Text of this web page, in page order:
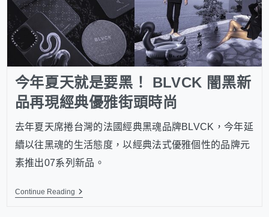
今年夏天就是要黑！ BLVCK 闇黑新
品再現經典優雅街頭時尚
去年夏天席捲台灣的法國經典黑魂品牌BLVCK，今年延
續以往黑魂的生活態度，以經典法式優雅個性的品牌元
素推出07系列新品。
Continue Reading